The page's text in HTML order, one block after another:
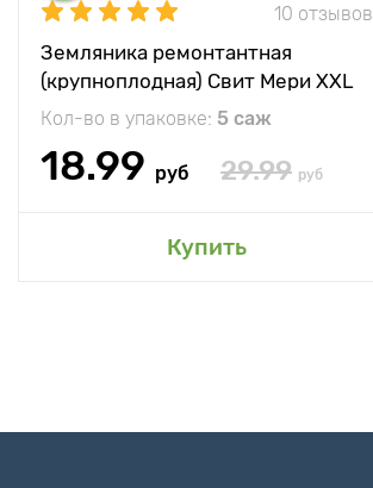
10 отзывов
Земляника ремонтантная
(крупноплодная) Свит Мери XXL
Кол-во в упаковке: 5 саж
18.99 руб 29.99 руб
Купить